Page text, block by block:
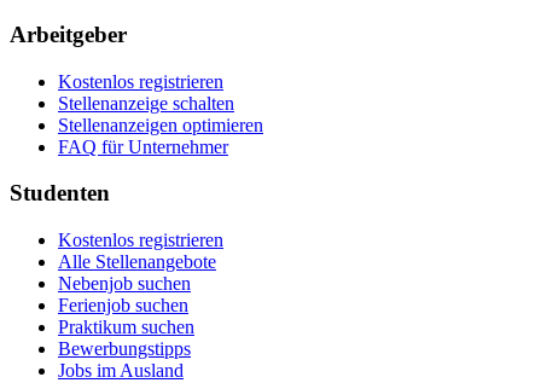
Arbeitgeber
Kostenlos registrieren
Stellenanzeige schalten
Stellenanzeigen optimieren
FAQ für Unternehmer
Studenten
Kostenlos registrieren
Alle Stellenangebote
Nebenjob suchen
Ferienjob suchen
Praktikum suchen
Bewerbungstipps
Jobs im Ausland